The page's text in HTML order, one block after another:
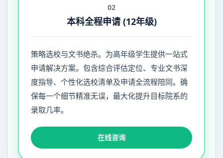
02
本科全程申请 (12年级)
策略选校与文书绝杀。为高年级学生提供一站式
申请解决方案。包含综合评估定位、专业文书深
度指导、个性化选校清单及申请全流程陪同。确
保每一个细节精准无误，最大化提升目标院系的
录取几率。
在线咨询